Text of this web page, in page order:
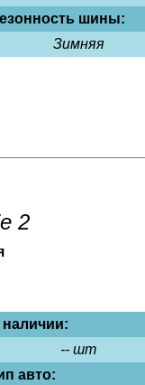
шины:
Зимняя
2
наличии:
-- шт
авто: